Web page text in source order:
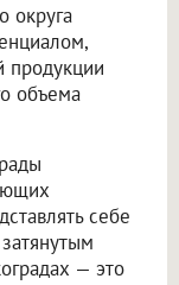
округа
продукции
объема
себе
— это